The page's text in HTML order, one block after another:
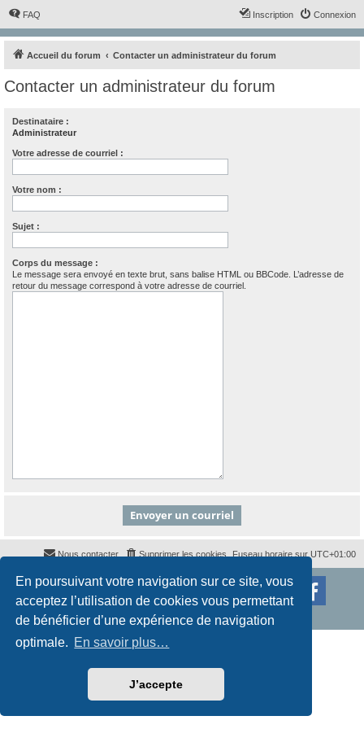
En poursuivant votre navigation sur ce site, vous
acceptez l’utilisation de cookies vous permettant
de bénéficier d’une expérience de navigation
optimale. En savoir plus…
J’accepte
FAQ Connexion
Inscription
Accueil du forum Contacter un administrateur du forum
Contacter un administrateur du forum
Destinataire :
Administrateur
Votre adresse de courriel :
Votre nom :
Sujet :
Corps du message :
Le message sera envoyé en texte brut, sans balise HTML ou BBCode. L’adresse de
retour du message correspond à votre adresse de courriel.
Fuseau horaire sur UTC+01:00
Supprimer les cookies
Nous contacter
Développé parphpBB® Forum Software © phpBB Limited
Styleproflatpar © Mazeltof2017
Confidentialité | Conditions